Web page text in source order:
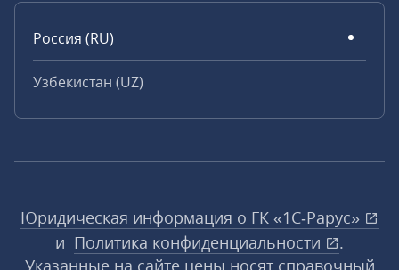
Россия (RU)
Узбекистан (UZ)
Юридическая информация о ГК «1С‑Рарус»
и Политика конфиденциальности
.
Указанные на сайте цены носят справочный